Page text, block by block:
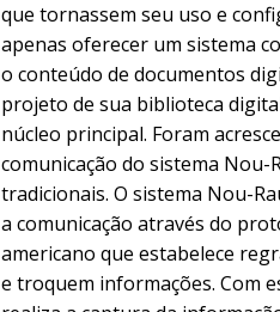
que tornassem seu uso e
apenas oferecer um sistema
o conteúdo de documentos
projeto de sua biblioteca
núcleo principal. Foram
comunicação do sistema Nou-
tradicionais. O sistema Nou-
a comunicação através do
americano que estabelece
e troquem informações. Com